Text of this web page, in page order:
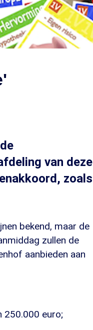
van deze
zoals
bekend, maar de
zullen de
aanbieden aan
250.000 euro;